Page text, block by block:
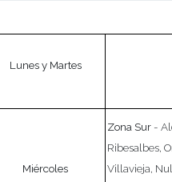
Lunes y Martes
Miércoles
Zona Sur -
Ribesalbes,
Villavieja,